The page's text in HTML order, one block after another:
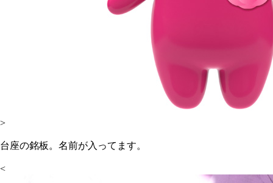
>
台座の銘板。名前が入ってます。
<